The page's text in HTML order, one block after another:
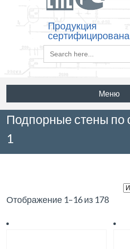
Продукция
сертифицирована
Search
for:
Меню
Подпорные стены по
1
Отображение 1–16 из 178